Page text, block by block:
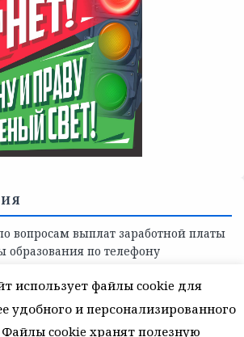
оказывающих меры социальной
социально-психологическую
лицам Ленинградской
— НЕТ
использует файлы cookie для
удобного и персонализированного
cookie хранят полезную